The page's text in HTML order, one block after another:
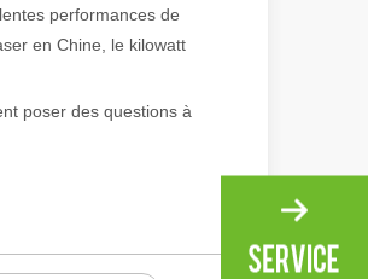
le Pacifique : comment nos machines
performances de
en Chine, le kilowatt
poser des questions à